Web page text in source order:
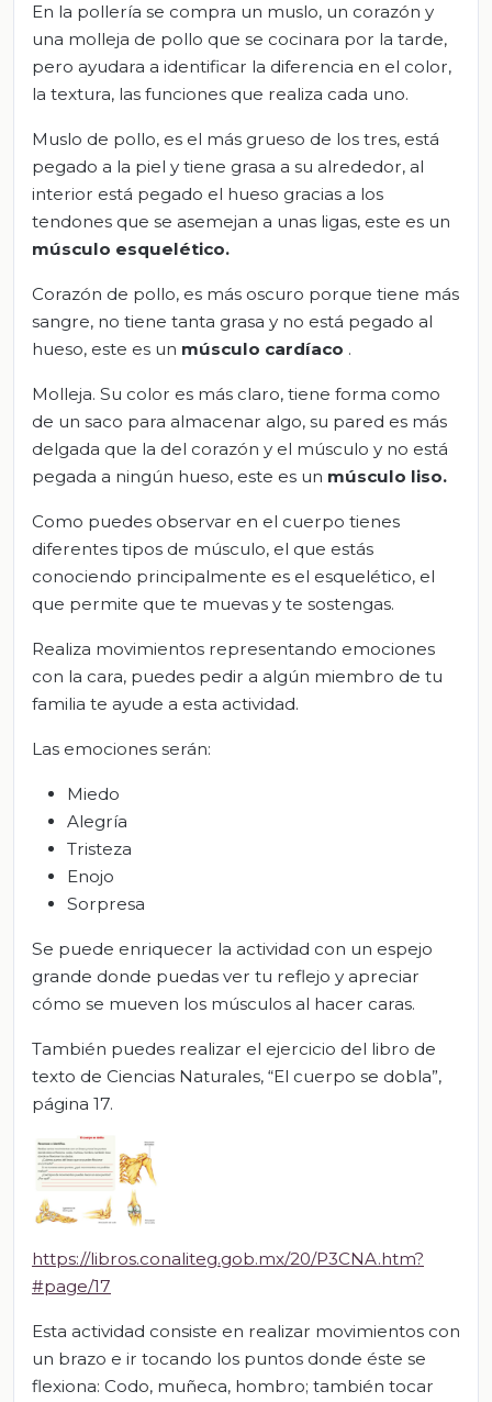
En la pollería se compra un muslo, un corazón y
una molleja de pollo que se cocinara por la tarde,
pero ayudara a identificar la diferencia en el color,
la textura, las funciones que realiza cada uno.
Muslo de pollo, es el más grueso de los tres, está
pegado a la piel y tiene grasa a su alrededor, al
interior está pegado el hueso gracias a los
tendones que se asemejan a unas ligas, este es un
músculo esquelético.
Corazón de pollo, es más oscuro porque tiene más
sangre, no tiene tanta grasa y no está pegado al
hueso, este es un músculo cardíaco .
Molleja. Su color es más claro, tiene forma como
de un saco para almacenar algo, su pared es más
delgada que la del corazón y el músculo y no está
pegada a ningún hueso, este es un músculo liso.
Como puedes observar en el cuerpo tienes
diferentes tipos de músculo, el que estás
conociendo principalmente es el esquelético, el
que permite que te muevas y te sostengas.
Realiza movimientos representando emociones
con la cara, puedes pedir a algún miembro de tu
familia te ayude a esta actividad.
Las emociones serán:
Miedo
Alegría
Tristeza
Enojo
Sorpresa
Se puede enriquecer la actividad con un espejo
grande donde puedas ver tu reflejo y apreciar
cómo se mueven los músculos al hacer caras.
También puedes realizar el ejercicio del libro de
texto de Ciencias Naturales, “El cuerpo se dobla”,
página 17.
https://libros.conaliteg.gob.mx/20/P3CNA.htm?
#page/17
Esta actividad consiste en realizar movimientos con
un brazo e ir tocando los puntos donde éste se
flexiona: Codo, muñeca, hombro; también tocar